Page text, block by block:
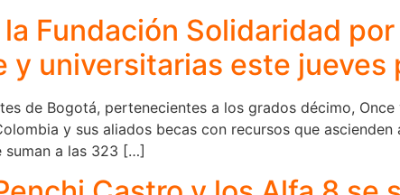
Fundación Solidaridad
y universitarias este jueves
de Bogotá, pertenecientes a los grados décimo,
y sus aliados becas con recursos que
suman a las 323 […]